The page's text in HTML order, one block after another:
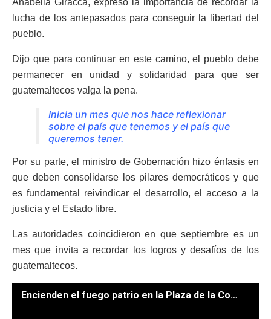
lucha de los antepasados para conseguir la libertad del
pueblo.
Dijo que para continuar en este camino, el pueblo debe
permanecer en unidad y solidaridad para que ser
guatemaltecos valga la pena.
Inicia un mes que nos hace reflexionar
sobre el país que tenemos y el país que
queremos tener.
Por su parte, el ministro de Gobernación hizo énfasis en
que deben consolidarse los pilares democráticos y que
es fundamental reivindicar el desarrollo, el acceso a la
justicia y el Estado libre.
Las autoridades coincidieron en que septiembre es un
mes que invita a recordar los logros y desafíos de los
guatemaltecos.
Encienden el fuego patrio en la Plaza de la Constitución. /Foto: Dickéns Zamora , Álvaro Interiano y Byron de la Cruz.